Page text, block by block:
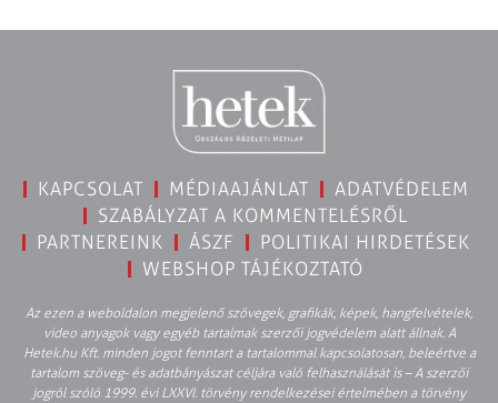
KAPCSOLAT MÉDIAAJÁNLAT
ADATVÉDELEM
SZABÁLYZAT A KOMMENTELÉSRŐL
PARTNEREINK
ÁSZF
POLITIKAI HIRDETÉSEK
WEBSHOP TÁJÉKOZTATÓ
Az ezen a weboldalon megjelenő szövegek, grafikák, képek, hangfelvételek,
video anyagok vagy egyéb tartalmak szerzői jogvédelem alatt állnak. A
Hetek.hu Kft. minden jogot fenntart a tartalommal kapcsolatosan, beleértve a
tartalom szöveg- és adatbányászat céljára való felhasználását is – A szerzői
jogról szóló 1999. évi LXXVI. törvény rendelkezései értelmében a törvény